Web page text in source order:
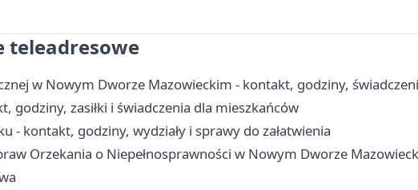
teleadresowe
w Nowym Dworze Mazowieckim - kontakt, godziny,
godziny, zasiłki i świadczenia dla mieszkańców
- kontakt, godziny, wydziały i sprawy do załatwienia
Orzekania o Niepełnosprawności w Nowym Dworze